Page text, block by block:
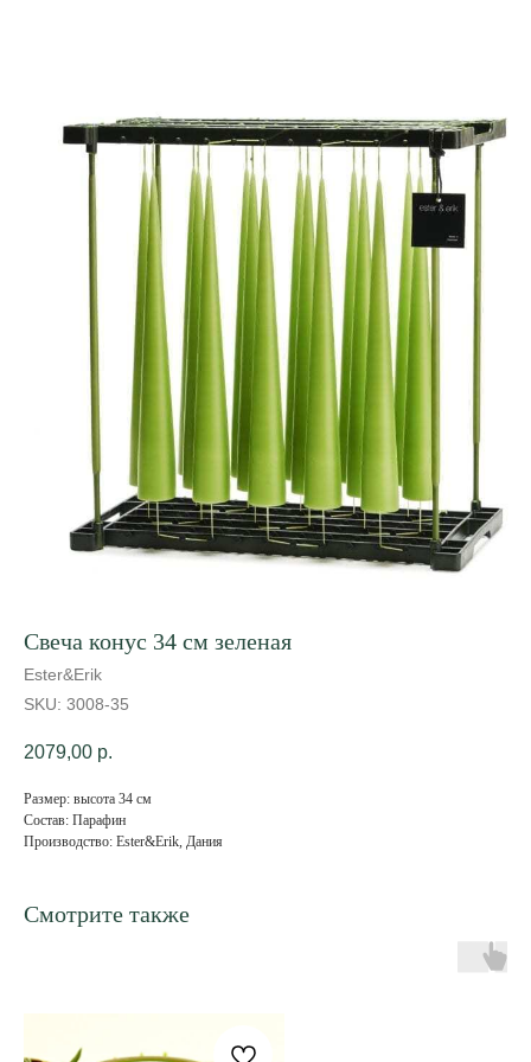
Свеча конус 34 см зеленая
Ester&Erik
SKU: 3008-35
2079,00 р.
Размер: высота 34 см
Состав: Парафин
Производство: Ester&Erik, Дания
Смотрите также